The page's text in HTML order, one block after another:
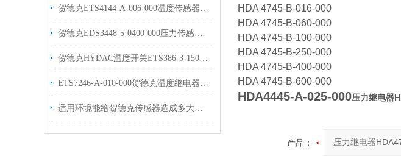
贺德克ETS4144-A-006-000温度传感器库存出售
贺德克EDS3448-5-0400-000压力传感器工作原理
贺德克HYDAC温度开关ETS386-3-150-000介绍
ETS7246-A-010-000贺德克温度继电器描述
适用环境能给贺德克传感器造成多大的影响呢
HDA 4745-B-016-000
HDA 4745-B-060-000
HDA 4745-B-100-000
HDA 4745-B-250-000
HDA 4745-B-400-000
HDA 4745-B-600-000
HDA4445-A-025-000压力继电器
产品：